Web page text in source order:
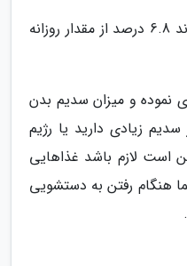
یک وعده ماست یونانی می تواند 6.8 درصد از مقدار روزانه
نموده و میزان سدیم بدن
سدیم زیادی دارید یا رژیم
است لازم باشد غذاهایی
هنگام رفتن به دستشویی